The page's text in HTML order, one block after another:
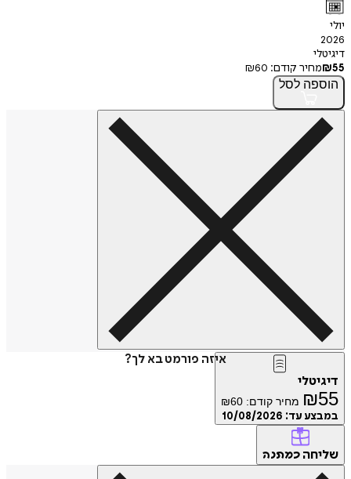
קודם:
₪60
לסל
איזה פורמט בא לך?
₪ מחיר קודם: ₪60
עד:10/08/2026
כמתנה